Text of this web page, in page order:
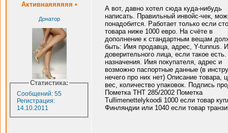
Активнаяяяяяя •
Донатор
Статистика:
Сообщений: 55
Регистрация:
14.10.2011
А вот, давно хотел сюда куда-нибудь
написать. Правильный инвойс-чек,
понадобится. Работает только если
товара ниже 1000 евро. На счёте в
дополнение к стандартным вещам
быть: Имя продавца, адрес, Y-tunnus.
доверительного лица, если такое
назначения. Имя покупателя, адрес и
возможно паспортные данные (в
нечего про них нет) Описание товара,
вес, количество упаковок. Подпись
Пометка THT 285/2002 Пометка
Tullimenettelykoodi 1000 если товар
Финляндии или 1040 если товар